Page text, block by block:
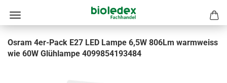
Osram 4er-Pack E27 LED Lampe 6,5W 806Lm warmweiss
wie 60W Glühlampe 4099854193484